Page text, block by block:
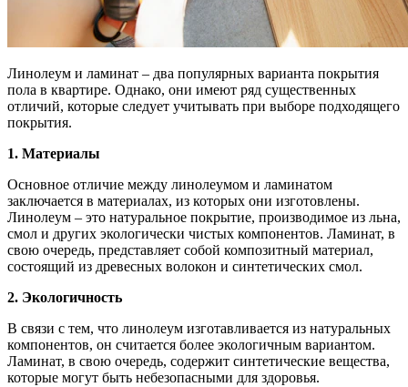
Линолеум и ламинат – два популярных варианта покрытия
пола в квартире. Однако, они имеют ряд существенных
отличий, которые следует учитывать при выборе подходящего
покрытия.
1. Материалы
Основное отличие между линолеумом и ламинатом
заключается в материалах, из которых они изготовлены.
Линолеум – это натуральное покрытие, производимое из льна,
смол и других экологически чистых компонентов. Ламинат, в
свою очередь, представляет собой композитный материал,
состоящий из древесных волокон и синтетических смол.
2. Экологичность
В связи с тем, что линолеум изготавливается из натуральных
компонентов, он считается более экологичным вариантом.
Ламинат, в свою очередь, содержит синтетические вещества,
которые могут быть небезопасными для здоровья.